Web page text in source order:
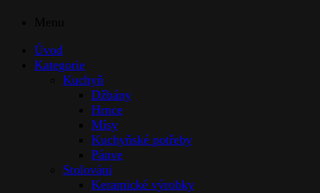
Úvod
Kategorie
Kuchyň
Džbány
Hrnce
Mísy
Kuchyňské potřeby
Pánve
Stolováni
Keramické výrobky